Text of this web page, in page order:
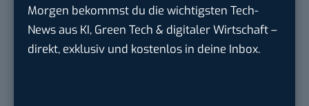
Morgen bekommst du die wichtigsten Tech-
News aus KI, Green Tech & digitaler Wirtschaft –
direkt, exklusiv und kostenlos in deine Inbox.
Bosch Gruppe inReutlingen
Volontärin / Volontär für